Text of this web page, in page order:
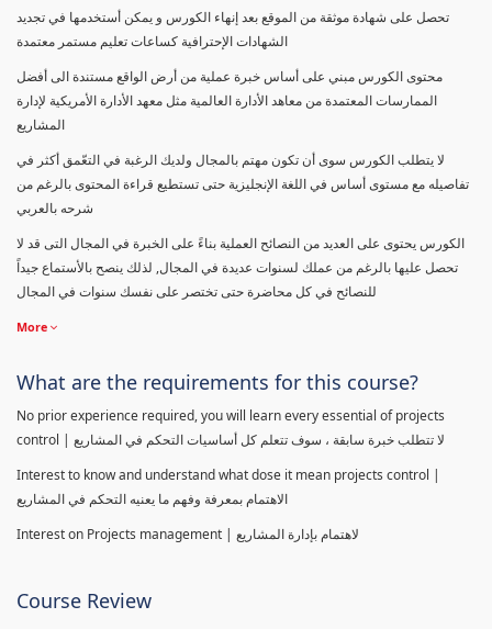
تحصل على شهادة موثقة من الموقع بعد إنهاء الكورس و يمكن أستخدمها في تجديد
الشهادات الإحترافية كساعات تعليم مستمر معتمدة
محتوى الكورس مبني على أساس خبرة عملية من أرض الواقع مستندة الى أفضل
الممارسات المعتمدة من معاهد الأدارة العالمية مثل معهد الأدارة الأمريكية لإدارة
المشاريع
لا يتطلب الكورس سوى أن تكون مهتم بالمجال ولديك الرغبة في التعّمق أكثر في
تفاصيله مع مستوى أساس في اللغة الإنجليزية حتى تستطيع قراءة المحتوى بالرغم من
شرحه بالعربي
الكورس يحتوى على العديد من النصائح العملية بناءً على الخبرة في المجال التى قد لا
تحصل عليها بالرغم من عملك لسنوات عديدة في المجال, لذلك ينصح بالأستماع جيداً
للنصائح في كل محاضرة حتى تختصر على نفسك سنوات في المجال
More
What are the requirements for this course?
No prior experience required, you will learn every essential of projects
control | لا تتطلب خبرة سابقة ، سوف تتعلم كل أساسيات التحكم في المشاريع
Interest to know and understand what dose it mean projects control |
الاهتمام بمعرفة وفهم ما يعنيه التحكم في المشاريع
Interest on Projects management | لاهتمام بإدارة المشاريع
Course Review